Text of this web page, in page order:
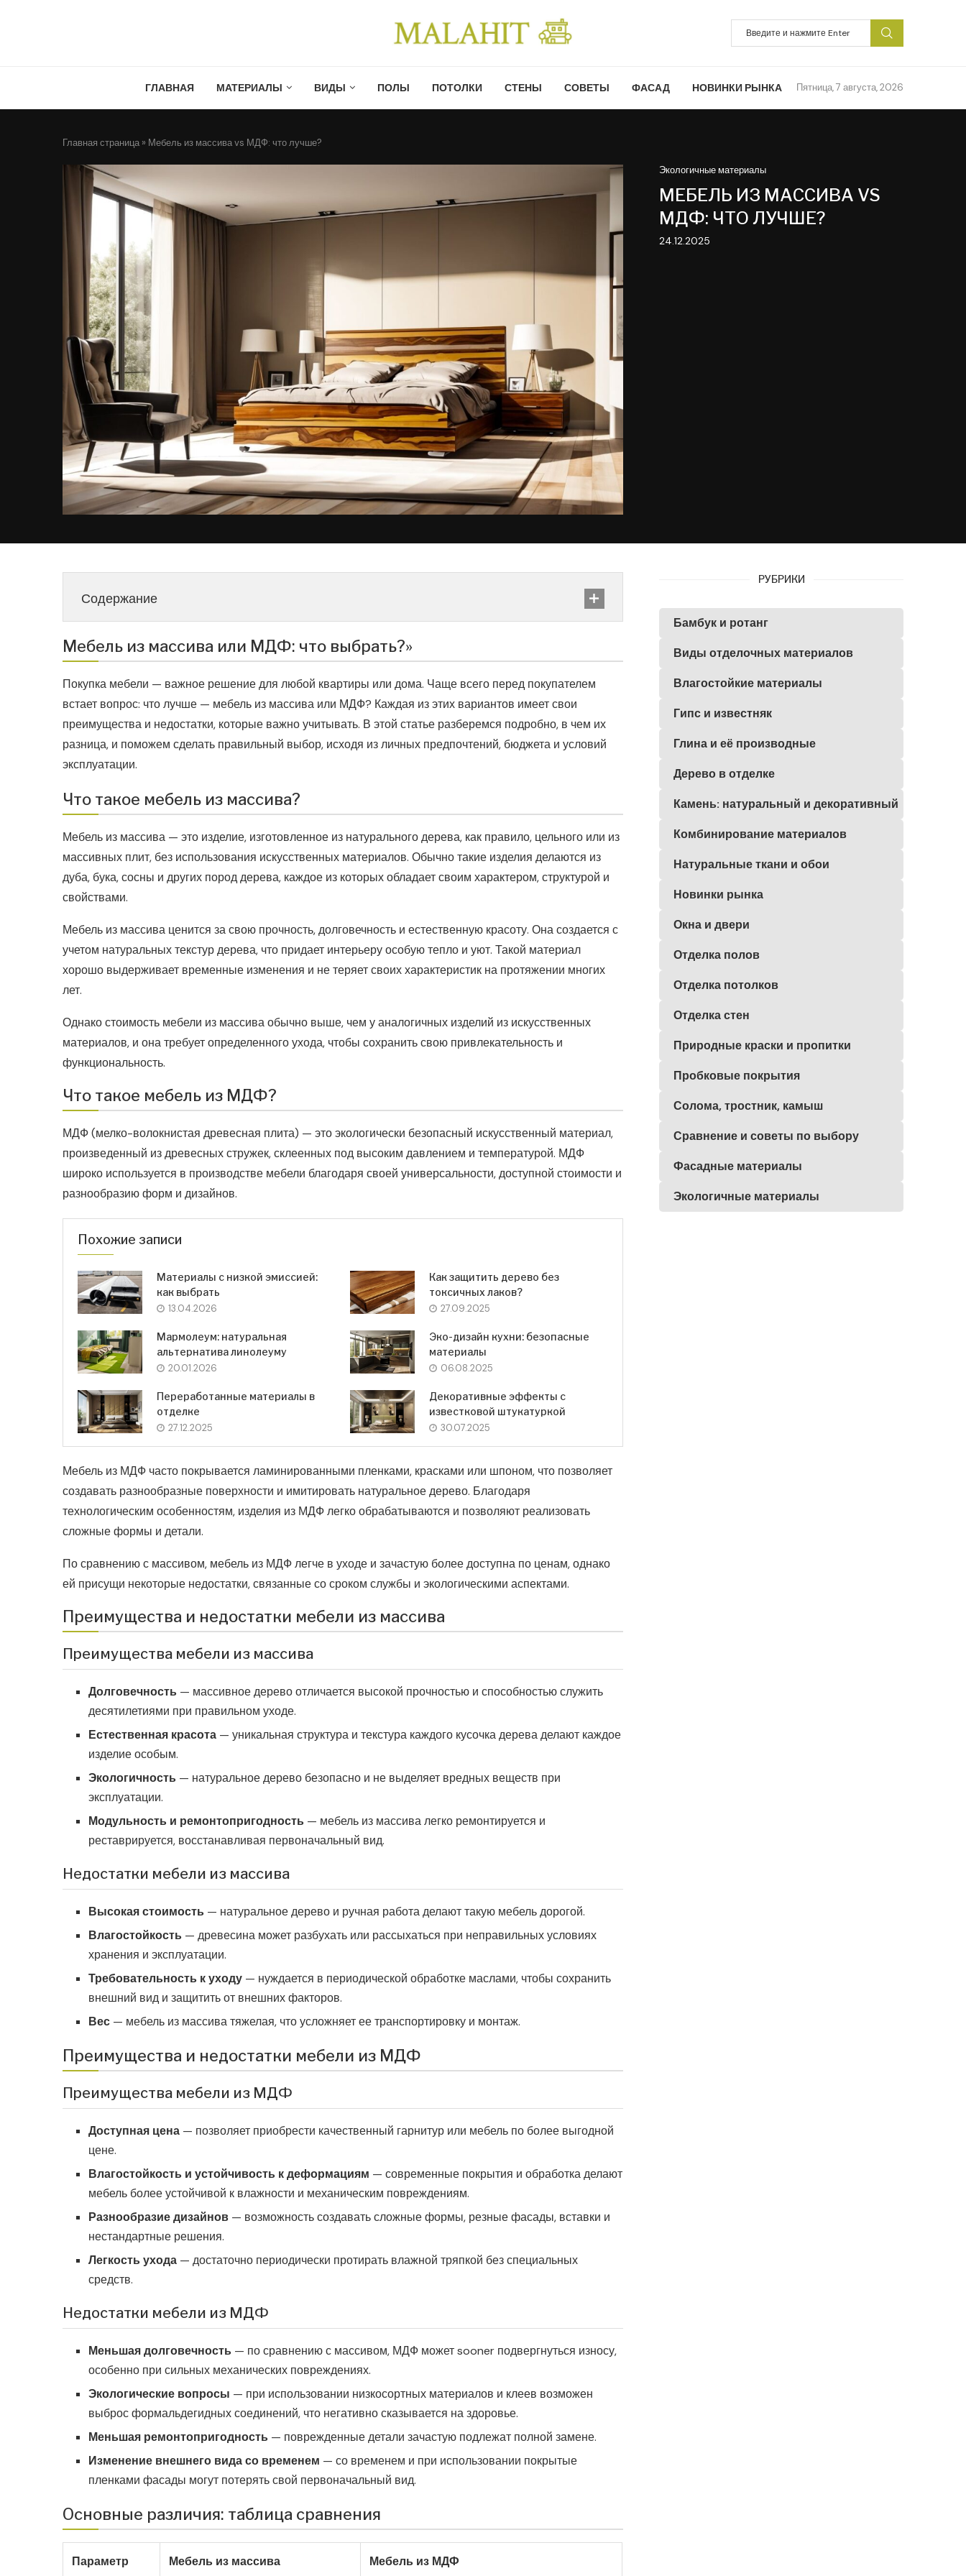
ГЛАВНАЯ МАТЕРИАЛЫ ВИДЫ ПОЛЫ ПОТОЛКИ СТЕНЫ СОВЕТЫ ФАСАД НОВИНКИ РЫНКА Пятница, 7 августа, 2026
Главная страница » Мебель из массива vs МДФ: что лучше?
Экологичные материалы
МЕБЕЛЬ ИЗ МАССИВА VS
МДФ: ЧТО ЛУЧШЕ?
24.12.2025
Содержание
Мебель из массива или МДФ: что выбрать?»
Покупка мебели — важное решение для любой квартиры или дома. Чаще всего перед покупателем
встает вопрос: что лучше — мебель из массива или МДФ? Каждая из этих вариантов имеет свои
преимущества и недостатки, которые важно учитывать. В этой статье разберемся подробно, в чем их
разница, и поможем сделать правильный выбор, исходя из личных предпочтений, бюджета и условий
эксплуатации.
Что такое мебель из массива?
Мебель из массива — это изделие, изготовленное из натурального дерева, как правило, цельного или из
массивных плит, без использования искусственных материалов. Обычно такие изделия делаются из
дуба, бука, сосны и других пород дерева, каждое из которых обладает своим характером, структурой и
свойствами.
Мебель из массива ценится за свою прочность, долговечность и естественную красоту. Она создается с
учетом натуральных текстур дерева, что придает интерьеру особую тепло и уют. Такой материал
хорошо выдерживает временные изменения и не теряет своих характеристик на протяжении многих
лет.
Однако стоимость мебели из массива обычно выше, чем у аналогичных изделий из искусственных
материалов, и она требует определенного ухода, чтобы сохранить свою привлекательность и
функциональность.
Что такое мебель из МДФ?
МДФ (мелко-волокнистая древесная плита) — это экологически безопасный искусственный материал,
произведенный из древесных стружек, склеенных под высоким давлением и температурой. МДФ
широко используется в производстве мебели благодаря своей универсальности, доступной стоимости и
разнообразию форм и дизайнов.
Похожие записи
Материалы с низкой эмиссией:
как выбрать
13.04.2026
Как защитить дерево без
токсичных лаков?
27.09.2025
Мармолеум: натуральная
альтернатива линолеуму
20.01.2026
Эко-дизайн кухни: безопасные
материалы
06.08.2025
Переработанные материалы в
отделке
27.12.2025
Декоративные эффекты с
известковой штукатуркой
30.07.2025
Мебель из МДФ часто покрывается ламинированными пленками, красками или шпоном, что позволяет
создавать разнообразные поверхности и имитировать натуральное дерево. Благодаря
технологическим особенностям, изделия из МДФ легко обрабатываются и позволяют реализовать
сложные формы и детали.
По сравнению с массивом, мебель из МДФ легче в уходе и зачастую более доступна по ценам, однако
ей присущи некоторые недостатки, связанные со сроком службы и экологическими аспектами.
Преимущества и недостатки мебели из массива
Преимущества мебели из массива
Долговечность — массивное дерево отличается высокой прочностью и способностью служить
десятилетиями при правильном уходе.
Естественная красота — уникальная структура и текстура каждого кусочка дерева делают каждое
изделие особым.
Экологичность — натуральное дерево безопасно и не выделяет вредных веществ при
эксплуатации.
Модульность и ремонтопригодность — мебель из массива легко ремонтируется и
реставрируется, восстанавливая первоначальный вид.
Недостатки мебели из массива
Высокая стоимость — натуральное дерево и ручная работа делают такую мебель дорогой.
Влагостойкость — древесина может разбухать или рассыхаться при неправильных условиях
хранения и эксплуатации.
Требовательность к уходу — нуждается в периодической обработке маслами, чтобы сохранить
внешний вид и защитить от внешних факторов.
Вес — мебель из массива тяжелая, что усложняет ее транспортировку и монтаж.
Преимущества и недостатки мебели из МДФ
Преимущества мебели из МДФ
Доступная цена — позволяет приобрести качественный гарнитур или мебель по более выгодной
цене.
Влагостойкость и устойчивость к деформациям — современные покрытия и обработка делают
мебель более устойчивой к влажности и механическим повреждениям.
Разнообразие дизайнов — возможность создавать сложные формы, резные фасады, вставки и
нестандартные решения.
Легкость ухода — достаточно периодически протирать влажной тряпкой без специальных
средств.
Недостатки мебели из МДФ
Меньшая долговечность — по сравнению с массивом, МДФ может sooner подвергнуться износу,
особенно при сильных механических повреждениях.
Экологические вопросы — при использовании низкосортных материалов и клеев возможен
выброс формальдегидных соединений, что негативно сказывается на здоровье.
Меньшая ремонтопригодность — поврежденные детали зачастую подлежат полной замене.
Изменение внешнего вида со временем — со временем и при использовании покрытые
пленками фасады могут потерять свой первоначальный вид.
Основные различия: таблица сравнения
Параметр Мебель из массива Мебель из МДФ
РУБРИКИ
Бамбук и ротанг
Виды отделочных материалов
Влагостойкие материалы
Гипс и известняк
Глина и её производные
Дерево в отделке
Камень: натуральный и декоративный
Комбинирование материалов
Натуральные ткани и обои
Новинки рынка
Окна и двери
Отделка полов
Отделка потолков
Отделка стен
Природные краски и пропитки
Пробковые покрытия
Солома, тростник, камыш
Сравнение и советы по выбору
Фасадные материалы
Экологичные материалы